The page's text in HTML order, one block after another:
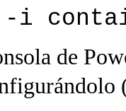
i
de